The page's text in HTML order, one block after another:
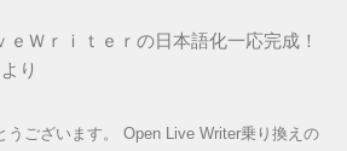
ｅＷｒｉｔｅｒの日本語化一応完成！
より
うございます。 Open Live Writer乗り換えの